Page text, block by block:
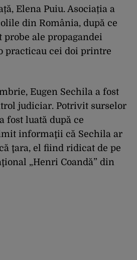
Elena Puiu. Asociația a
din România, după ce
ale propagandei
practicau cei doi printre
Eugen Sechila a fost
judiciar. Potrivit surselor
fost luată după ce
informaţii că Sechila ar
ţara, el fiind ridicat de pe
„Henri Coandă” din